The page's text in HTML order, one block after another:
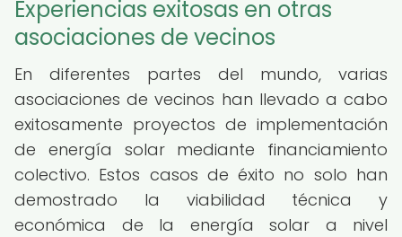
Experiencias exitosas en otras
asociaciones de vecinos
En diferentes partes del mundo, varias
asociaciones de vecinos han llevado a cabo
exitosamente proyectos de implementación
de energía solar mediante financiamiento
colectivo. Estos casos de éxito no solo han
demostrado la viabilidad técnica y
económica de la energía solar a nivel